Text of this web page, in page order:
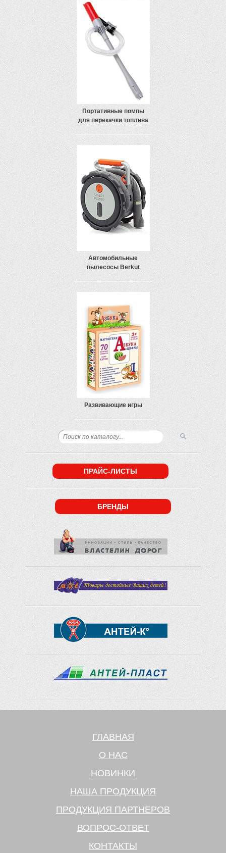
Портативные помпы
для перекачки топлива
Автомобильные
пылесосы Berkut
Развивающие игры
ПРАЙС-ЛИСТЫ
БРЕНДЫ
ГЛАВНАЯ
О НАС
НОВИНКИ
НАША ПРОДУКЦИЯ
ПРОДУКЦИЯ ПАРТНЕРОВ
ВОПРОС-ОТВЕТ
КОНТАКТЫ